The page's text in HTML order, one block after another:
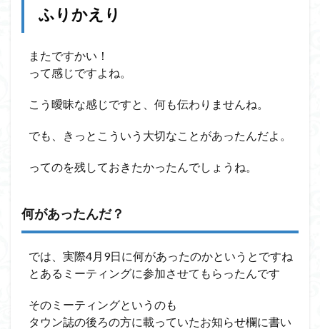
ふりかえり
またですかい！
って感じですよね。
こう曖昧な感じですと、何も伝わりませんね。
でも、きっとこういう大切なことがあったんだよ。
ってのを残しておきたかったんでしょうね。
何があったんだ？
では、実際4月9日に何があったのかというとですね
とあるミーティングに参加させてもらったんです
そのミーティングというのも
タウン誌の後ろの方に載っていたお知らせ欄に書い